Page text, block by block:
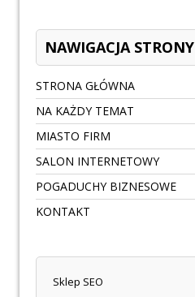
NAWIGACJA STRONY
STRONA GŁÓWNA
NA KAŻDY TEMAT
MIASTO FIRM
SALON INTERNETOWY
POGADUCHY BIZNESOWE
KONTAKT
Sklep SEO